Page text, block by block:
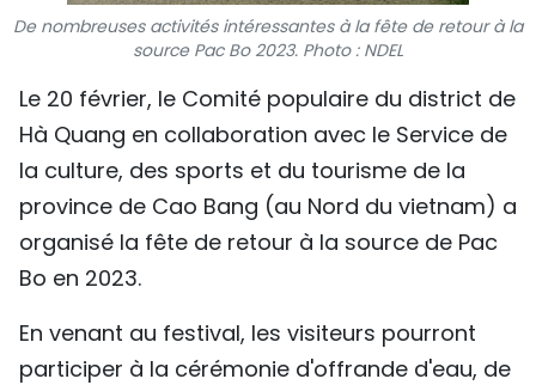
PHOTO
VIDÉO
À PROPOS DU "PEUPLE"
TIẾNG VIỆT
中文
De nombreuses activités intéressantes à la fête de retour à la
source Pac Bo 2023. Photo : NDEL
Le 20 février, le Comité populaire du district de
Hà Quang en collaboration avec le Service de
la culture, des sports et du tourisme de la
province de Cao Bang (au Nord du vietnam) a
organisé la fête de retour à la source de Pac
Bo en 2023.
En venant au festival, les visiteurs pourront
participer à la cérémonie d'offrande d'eau, de